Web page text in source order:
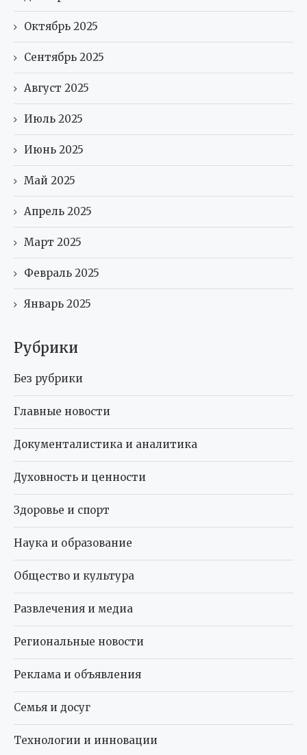
Октябрь 2025
Сентябрь 2025
Август 2025
Июль 2025
Июнь 2025
Май 2025
Апрель 2025
Март 2025
Февраль 2025
Январь 2025
Рубрики
Без рубрики
Главные новости
Документалистика и аналитика
Духовность и ценности
Здоровье и спорт
Наука и образование
Общество и культура
Развлечения и медиа
Региональные новости
Реклама и объявления
Семья и досуг
Технологии и инновации